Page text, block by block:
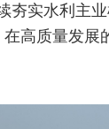
夯实水利主
在高质量发展